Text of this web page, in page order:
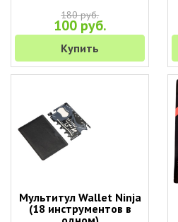
180 руб.
100 руб.
Купить
Мультитул Wallet Ninja
(18 инструментов в